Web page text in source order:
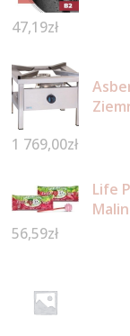
47,19zł
1 769,00zł
Life
56,59zł